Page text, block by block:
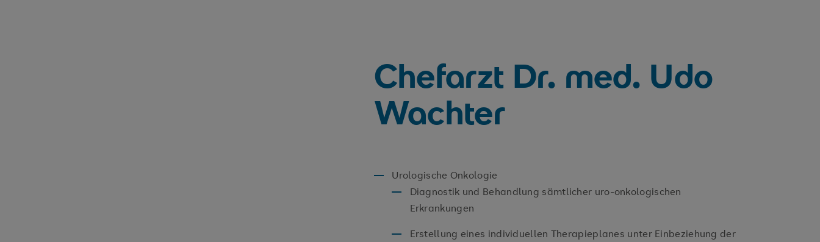
Chefarzt Dr. med. Udo
Wachter
Urologische Onkologie
Diagnostik und Behandlung sämtlicher uro-onkologischen
Erkrankungen
Erstellung eines individuellen Therapieplanes unter Einbeziehung der